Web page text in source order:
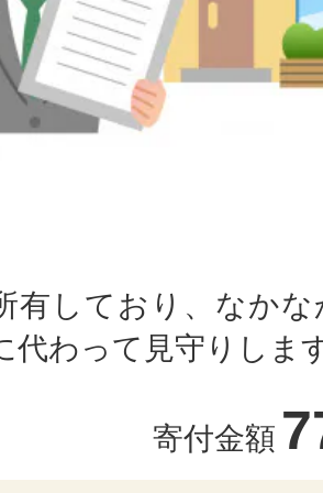
有しており、なか
代わって見守りしま
寄付金額